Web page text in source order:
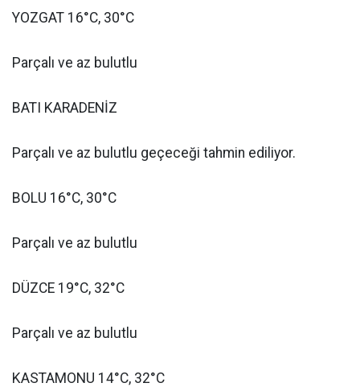
YOZGAT 16°C, 30°C
Parçalı ve az bulutlu
BATI KARADENİZ
Parçalı ve az bulutlu geçeceği tahmin ediliyor.
BOLU 16°C, 30°C
Parçalı ve az bulutlu
DÜZCE 19°C, 32°C
Parçalı ve az bulutlu
KASTAMONU 14°C, 32°C